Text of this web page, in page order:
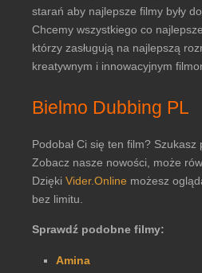
starań aby najlepsze filmy były
Chcemy wszystkiego co
którzy zasługują na najlepszą
kreatywnym i innowacyjnym
Bielmo Dubbing PL
Podobał Ci się ten film? Szukasz
Zobacz nasze nowości, może
Dzięki Vider.Online możesz
bez limitu.
Sprawdź podobne filmy:
Amina